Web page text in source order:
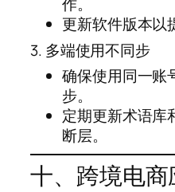
更新软件版本以
3. 多端使用不同步
确保使用同一账
步。
定期更新术语库
断层。
十、跨境电